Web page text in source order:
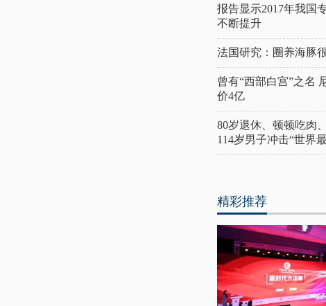
报告显示2017年我国
不断提升
法国研究：圈养海豚
曾有“西部白宫”之名
价4亿
80岁退休、顿顿吃肉
114岁男子冲击“世界
精彩推荐